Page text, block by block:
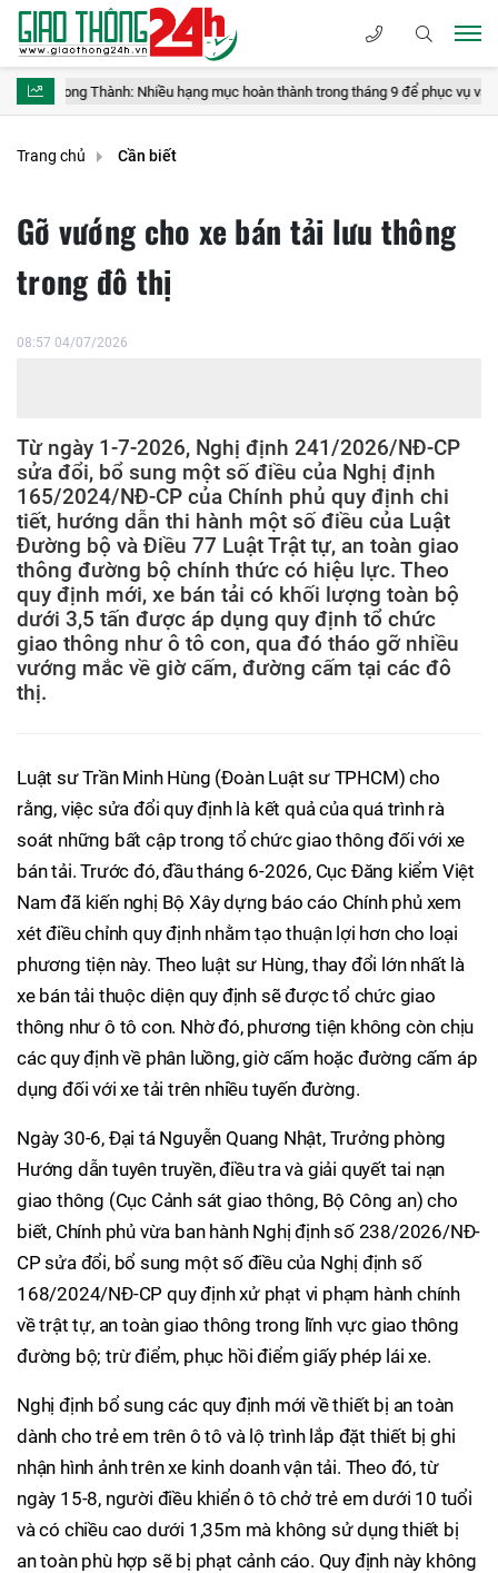
Thành: Nhiều hạng mục hoàn thành trong tháng 9 để phục vụ vận hành thử
Trang chủ Cần biết
Gỡ vướng cho xe bán tải lưu thông
trong đô thị
08:57 04/07/2026
Từ ngày 1-7-2026, Nghị định 241/2026/NĐ-CP
sửa đổi, bổ sung một số điều của Nghị định
165/2024/NĐ-CP của Chính phủ quy định chi
tiết, hướng dẫn thi hành một số điều của Luật
Đường bộ và Điều 77 Luật Trật tự, an toàn giao
thông đường bộ chính thức có hiệu lực. Theo
quy định mới, xe bán tải có khối lượng toàn bộ
dưới 3,5 tấn được áp dụng quy định tổ chức
giao thông như ô tô con, qua đó tháo gỡ nhiều
vướng mắc về giờ cấm, đường cấm tại các đô
thị.
Luật sư Trần Minh Hùng (Đoàn Luật sư TPHCM) cho
rằng, việc sửa đổi quy định là kết quả của quá trình rà
soát những bất cập trong tổ chức giao thông đối với xe
bán tải. Trước đó, đầu tháng 6-2026, Cục Đăng kiểm Việt
Nam đã kiến nghị Bộ Xây dựng báo cáo Chính phủ xem
xét điều chỉnh quy định nhằm tạo thuận lợi hơn cho loại
phương tiện này. Theo luật sư Hùng, thay đổi lớn nhất là
xe bán tải thuộc diện quy định sẽ được tổ chức giao
thông như ô tô con. Nhờ đó, phương tiện không còn chịu
các quy định về phân luồng, giờ cấm hoặc đường cấm áp
dụng đối với xe tải trên nhiều tuyến đường.
Ngày 30-6, Đại tá Nguyễn Quang Nhật, Trưởng phòng
Hướng dẫn tuyên truyền, điều tra và giải quyết tai nạn
giao thông (Cục Cảnh sát giao thông, Bộ Công an) cho
biết, Chính phủ vừa ban hành Nghị định số 238/2026/NĐ-
CP sửa đổi, bổ sung một số điều của Nghị định số
168/2024/NĐ-CP quy định xử phạt vi phạm hành chính
về trật tự, an toàn giao thông trong lĩnh vực giao thông
đường bộ; trừ điểm, phục hồi điểm giấy phép lái xe.
Nghị định bổ sung các quy định mới về thiết bị an toàn
dành cho trẻ em trên ô tô và lộ trình lắp đặt thiết bị ghi
nhận hình ảnh trên xe kinh doanh vận tải. Theo đó, từ
ngày 15-8, người điều khiển ô tô chở trẻ em dưới 10 tuổi
và có chiều cao dưới 1,35m mà không sử dụng thiết bị
an toàn phù hợp sẽ bị phạt cảnh cáo. Quy định này không